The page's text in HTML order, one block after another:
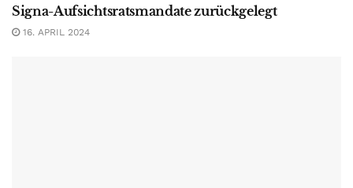
Signa-Aufsichtsratsmandate zurückgelegt
16. APRIL 2024